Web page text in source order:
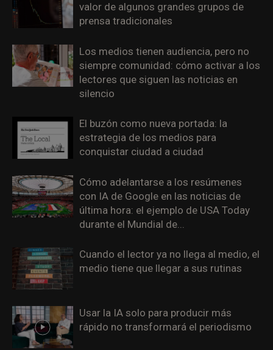
valor de algunos grandes grupos de
prensa tradicionales
Los medios tienen audiencia, pero no
siempre comunidad: cómo activar a los
lectores que siguen las noticias en
silencio
El buzón como nueva portada: la
estrategia de los medios para
conquistar ciudad a ciudad
Cómo adelantarse a los resúmenes
con IA de Google en las noticias de
última hora: el ejemplo de USA Today
durante el Mundial de...
Cuando el lector ya no llega al medio, el
medio tiene que llegar a sus rutinas
Usar la IA solo para producir más
rápido no transformará el periodismo